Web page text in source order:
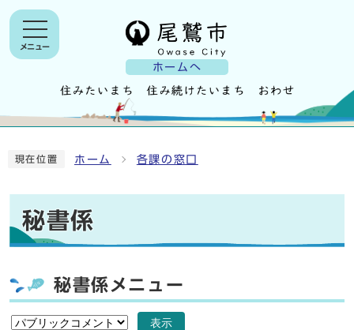
ホームへ
メニュー
現在位置 ホーム 各課の窓口
秘書係
秘書係メニュー
表示